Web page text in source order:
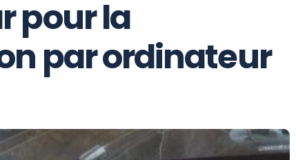
pour la
par ordinateur